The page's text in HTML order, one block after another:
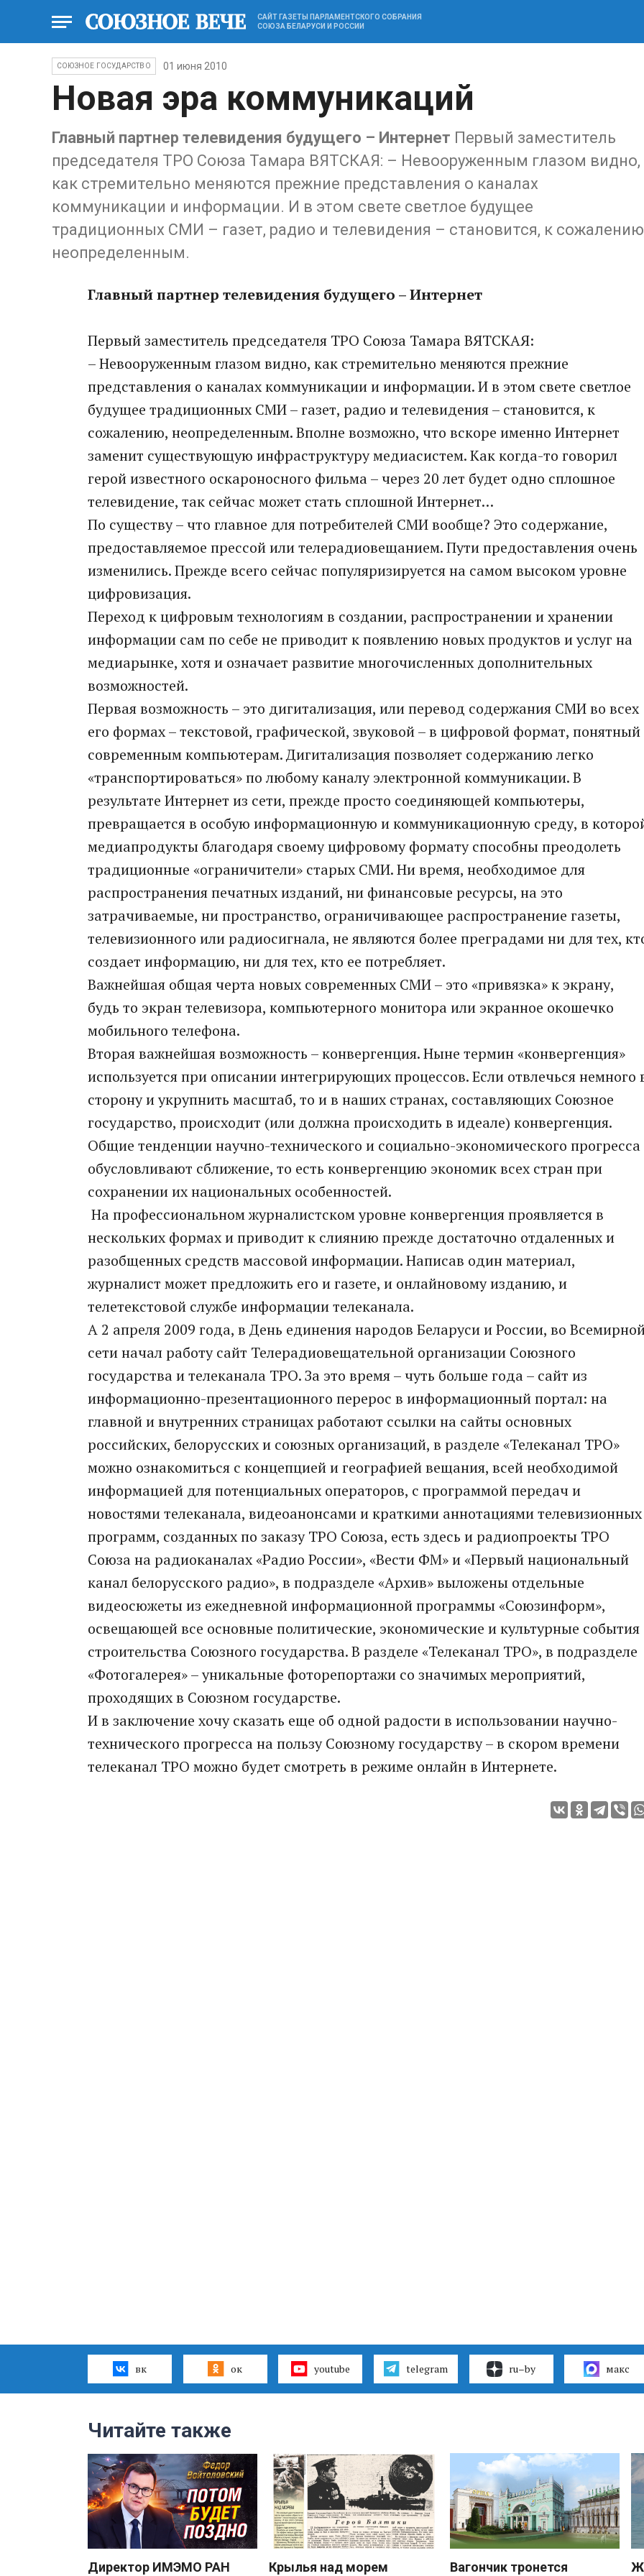
САЙТ ГАЗЕТЫ ПАРЛАМЕНТСКОГО СОБРАНИЯ
СОЮЗА БЕЛАРУСИ И РОССИИ
СОЮЗНОЕ ГОСУДАРСТВО 01 июня 2010
Новая эра коммуникаций
Главный партнер телевидения будущего – Интернет Первый заместитель
председателя ТРО Союза Тамара ВЯТСКАЯ: – Невооруженным глазом видно,
как стремительно меняются прежние представления о каналах
коммуникации и информации. И в этом свете светлое будущее
традиционных СМИ – газет, радио и телевидения – становится, к
неопределенным.
Главный партнер телевидения будущего – Интернет
Первый заместитель председателя ТРО Союза Тамара ВЯТСКАЯ:
– Невооруженным глазом видно, как стремительно меняются прежние
представления о каналах коммуникации и информации. И в этом свете светлое
будущее традиционных СМИ – газет, радио и телевидения – становится, к
сожалению, неопределенным. Вполне возможно, что вскоре именно Интернет
заменит существующую инфраструктуру медиасистем. Как когда-то говорил
герой известного оскароносного фильма – через 20 лет будет одно сплошное
телевидение, так сейчас может стать сплошной Интернет…
По существу – что главное для потребителей СМИ вообще? Это содержание,
предоставляемое прессой или телерадиовещанием. Пути предоставления очень
изменились. Прежде всего сейчас популяризируется на самом высоком уровне
цифровизация.
Переход к цифровым технологиям в создании, распространении и хранении
информации сам по себе не приводит к появлению новых продуктов и услуг на
медиарынке, хотя и означает развитие многочисленных дополнительных
возможностей.
Первая возможность – это дигитализация, или перевод содержания СМИ во всех
его формах – текстовой, графической, звуковой – в цифровой формат, понятный
современным компьютерам. Дигитализация позволяет содержанию легко
«транспортироваться» по любому каналу электронной коммуникации. В
результате Интернет из сети, прежде просто соединяющей компьютеры,
превращается в особую информационную и коммуникационную среду, в
медиапродукты благодаря своему цифровому формату способны преодолеть
традиционные «ограничители» старых СМИ. Ни время, необходимое для
распространения печатных изданий, ни финансовые ресурсы, на это
затрачиваемые, ни пространство, ограничивающее распространение газеты,
телевизионного или радиосигнала, не являются более преградами ни для тех,
создает информацию, ни для тех, кто ее потребляет.
Важнейшая общая черта новых современных СМИ – это «привязка» к экрану,
будь то экран телевизора, компьютерного монитора или экранное окошечко
мобильного телефона.
Вторая важнейшая возможность – конвергенция. Ныне термин «конвергенция»
используется при описании интегрирующих процессов. Если отвлечься немного
сторону и укрупнить масштаб, то и в наших странах, составляющих Союзное
государство, происходит (или должна происходить в идеале) конвергенция.
Общие тенденции научно-технического и социально-экономического прогресса
обусловливают сближение, то есть конвергенцию экономик всех стран при
сохранении их национальных особенностей.
На профессиональном журналистском уровне конвергенция проявляется в
нескольких формах и приводит к слиянию прежде достаточно отдаленных и
разобщенных средств массовой информации. Написав один материал,
журналист может предложить его и газете, и онлайновому изданию, и
телетекстовой службе информации телеканала.
А 2 апреля 2009 года, в День единения народов Беларуси и России, во
сети начал работу сайт Телерадиовещательной организации Союзного
государства и телеканала ТРО. За это время – чуть больше года – сайт из
информационно-презентационного перерос в информационный портал: на
главной и внутренних страницах работают ссылки на сайты основных
российских, белорусских и союзных организаций, в разделе «Телеканал ТРО»
можно ознакомиться с концепцией и географией вещания, всей необходимой
информацией для потенциальных операторов, с программой передач и
новостями телеканала, видеоанонсами и краткими аннотациями телевизионных
программ, созданных по заказу ТРО Союза, есть здесь и радиопроекты ТРО
Союза на радиоканалах «Радио России», «Вести ФМ» и «Первый национальный
канал белорусского радио», в подразделе «Архив» выложены отдельные
видеосюжеты из ежедневной информационной программы «Союзинформ»,
освещающей все основные политические, экономические и культурные события
строительства Союзного государства. В разделе «Телеканал ТРО», в подразделе
«Фотогалерея» – уникальные фоторепортажи со значимых мероприятий,
проходящих в Союзном государстве.
И в заключение хочу сказать еще об одной радости в использовании научно-
технического прогресса на пользу Союзному государству – в скором времени
телеканал ТРО можно будет смотреть в режиме онлайн в Интернете.
вк ок youtube telegram ru–by макс
Читайте также
Директор ИМЭМО РАН
Крылья над морем Вагончик тронется